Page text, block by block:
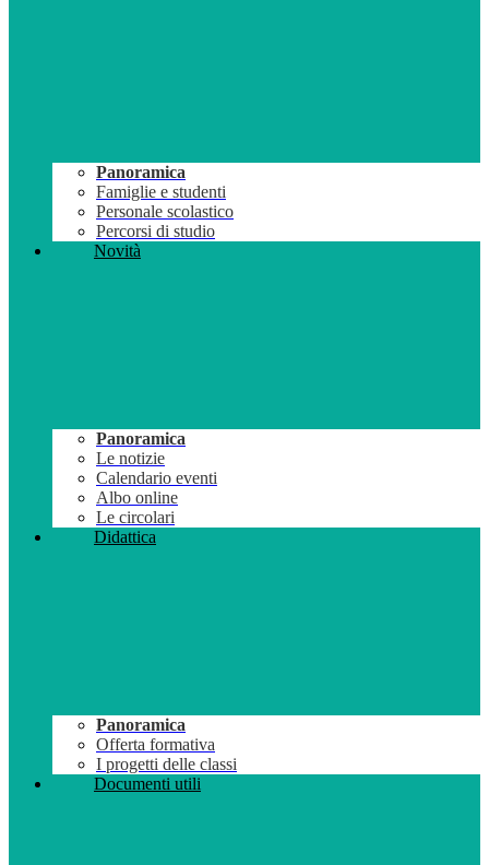
Panoramica
Famiglie e studenti
Personale scolastico
Percorsi di studio
Novità
Panoramica
Le notizie
Calendario eventi
Albo online
Le circolari
Didattica
Panoramica
Offerta formativa
I progetti delle classi
Documenti utili